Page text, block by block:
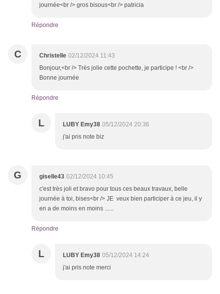
journée<br /> gros bisous<br /> patricia
Répondre
C Christelle 02/12/2024 11:43
Bonjour,<br /> Très jolie cette pochette, je participe ! <br />
Bonne journée
Répondre
L LUBY Emy38 05/12/2024 20:36
j'ai pris note biz
G giselle43 02/12/2024 10:45
c'est très joli et bravo pour tous ces beaux travaux, belle
journée à toi, bises<br /> JE veux bien participer à ce jeu, il y
en a de moins en moins ......
Répondre
L LUBY Emy38 05/12/2024 14:24
j'ai pris note merci